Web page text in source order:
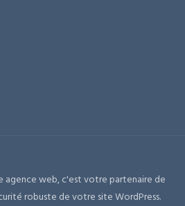
agence web, c'est votre partenaire de
robuste de votre site WordPress.